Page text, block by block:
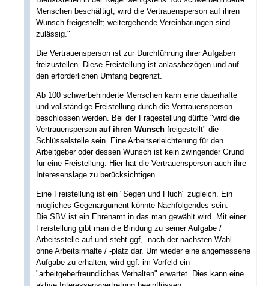
Menschen beschäftigt, wird die Vertrauensperson auf ihren
Wunsch freigestellt; weitergehende Vereinbarungen sind
zulässig."
Die Vertrauensperson ist zur Durchführung ihrer Aufgaben
freizustellen. Diese Freistellung ist anlassbezögen und auf
den erforderlichen Umfang begrenzt.
Ab 100 schwerbehinderte Menschen kann eine dauerhafte
und vollständige Freistellung durch die Vertrauensperson
beschlossen werden. Bei der Fragestellung dürfte "wird die
Vertrauensperson auf ihren Wunsch freigestellt" die
Schlüsselstelle sein. Eine Arbeitserleichterung für den
Arbeitgeber oder dessen Wunsch ist kein zwingender Grund
für eine Freistellung. Hier hat die Vertrauensperson auch ihre
Interesenslage zu berücksichtigen..
Eine Freistellung ist ein "Segen und Fluch" zugleich. Ein
mögliches Gegenargument könnte Nachfolgendes sein.
Die SBV ist ein Ehrenamt.in das man gewählt wird. Mit einer
Freistellung gibt man die Bindung zu seiner Aufgabe /
Arbeitsstelle auf und steht ggf,. nach der nächsten Wahl
ohne Arbeitsinhalte / -platz dar. Um wieder eine angemessene
Aufgabe zu erhalten, wird ggf. im Vorfeld ein
"arbeitgeberfreundliches Verhalten" erwartet. Dies kann eine